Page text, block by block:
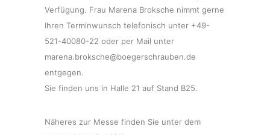
Verfügung. Frau Marena Broksche nimmt gerne
Ihren Terminwunsch telefonisch unter +49-
521-40080-22 oder per Mail unter
marena.broksche@boegerschrauben.de
entgegen.
Sie finden uns in Halle 21 auf Stand B25.
Näheres zur Messe finden Sie unter dem